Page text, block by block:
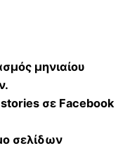
μηνιαίου
σε Facebook
σελίδων